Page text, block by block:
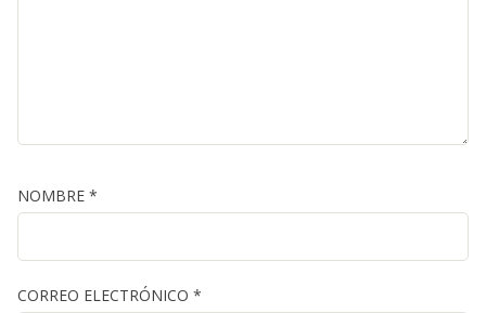
NOMBRE *
CORREO ELECTRÓNICO *